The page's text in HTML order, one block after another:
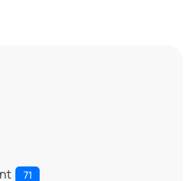
71